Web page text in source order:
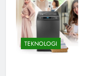
TEKNOLOGI